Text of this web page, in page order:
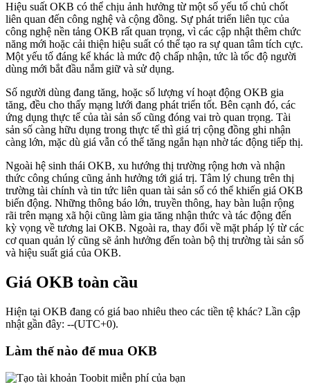
Hiệu suất OKB có thể chịu ảnh hưởng từ một số yếu tố chủ chốt
liên quan đến công nghệ và cộng đồng. Sự phát triển liên tục của
công nghệ nền tảng OKB rất quan trọng, vì các cập nhật thêm chức
năng mới hoặc cải thiện hiệu suất có thể tạo ra sự quan tâm tích cực.
Một yếu tố đáng kể khác là mức độ chấp nhận, tức là tốc độ người
dùng mới bắt đầu nắm giữ và sử dụng.
Số người dùng đang tăng, hoặc số lượng ví hoạt động OKB gia
tăng, đều cho thấy mạng lưới đang phát triển tốt. Bên cạnh đó, các
ứng dụng thực tế của tài sản số cũng đóng vai trò quan trọng. Tài
sản số càng hữu dụng trong thực tế thì giá trị cộng đồng ghi nhận
càng lớn, mặc dù giá vẫn có thể tăng ngắn hạn nhờ tác động tiếp thị.
Ngoài hệ sinh thái OKB, xu hướng thị trường rộng hơn và nhận
thức công chúng cũng ảnh hưởng tới giá trị. Tâm lý chung trên thị
trường tài chính và tin tức liên quan tài sản số có thể khiến giá OKB
biến động. Những thông báo lớn, truyền thông, hay bàn luận rộng
rãi trên mạng xã hội cũng làm gia tăng nhận thức và tác động đến
kỳ vọng về tương lai OKB. Ngoài ra, thay đổi về mặt pháp lý từ các
cơ quan quản lý cũng sẽ ảnh hưởng đến toàn bộ thị trường tài sản số
và hiệu suất giá của OKB.
Giá OKB toàn cầu
Hiện tại OKB đang có giá bao nhiêu theo các tiền tệ khác? Lần cập
nhật gần đây: --(UTC+0).
Làm thế nào để mua OKB